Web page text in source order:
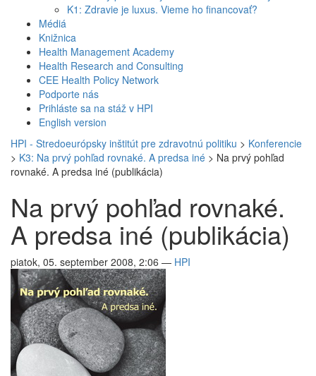
K1: Zdravie je luxus. Vieme ho financovať?
Médiá
Knižnica
Health Management Academy
Health Research and Consulting
CEE Health Policy Network
Podporte nás
Prihláste sa na stáž v HPI
English version
HPI - Stredoeurópsky inštitút pre zdravotnú politiku > Konferencie
> K3: Na prvý pohľad rovnaké. A predsa iné > Na prvý pohľad
rovnaké. A predsa iné (publikácia)
Na prvý pohľad rovnaké.
A predsa iné (publikácia)
piatok, 05. september 2008, 2:06 — HPI